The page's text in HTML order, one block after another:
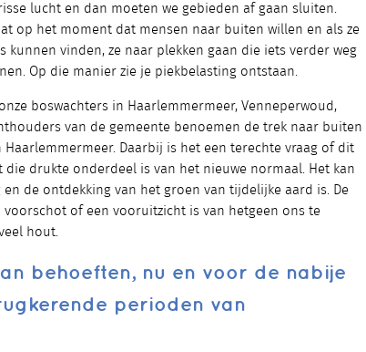
lucht en dan moeten we gebieden af gaan sluiten.
op het moment dat mensen naar buiten willen en als ze
kunnen vinden, ze naar plekken gaan die iets verder weg
Op die manier zie je piekbelasting ontstaan.
boswachters in Haarlemmermeer, Venneperwoud,
van de gemeente benoemen de trek naar buiten
Daarbij is het een terechte vraag of dit
die drukte onderdeel is van het nieuwe normaal. Het kan
de ontdekking van het groen van tijdelijke aard is. De
of een vooruitzicht is van hetgeen ons te
hout.
behoeften, nu en voor de nabije
perioden van